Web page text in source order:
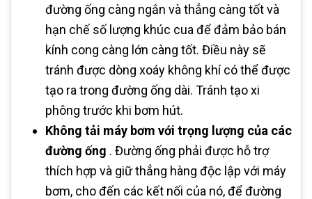
đường ống càng ngắn và thẳng càng tốt và
hạn chế số lượng khúc cua để đảm bảo bán
kính cong càng lớn càng tốt. Điều này sẽ
tránh được dòng xoáy không khí có thể được
tạo ra trong đường ống dài. Tránh tạo xi
phông trước khi bơm hút.
Không tải máy bơm với trọng lượng của các
đường ống . Đường ống phải được hỗ trợ
thích hợp và giữ thẳng hàng độc lập với máy
bơm, cho đến các kết nối của nó, để đường